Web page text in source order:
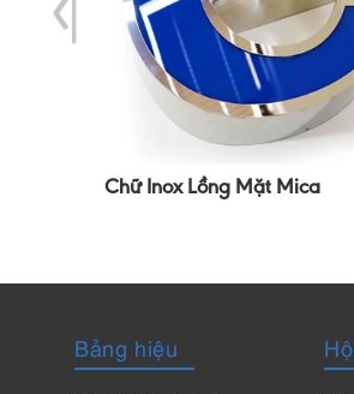
Chữ Inox Lồng Mặt Mica
Bảng hiệu